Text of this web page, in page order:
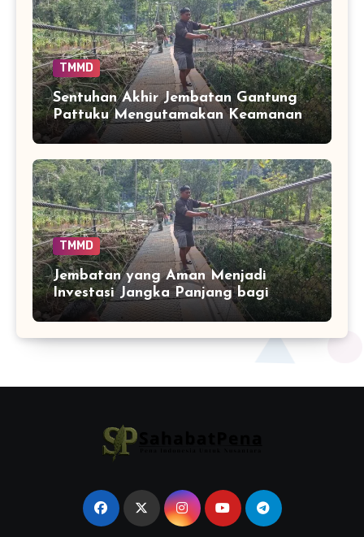
TMMD
Sentuhan Akhir Jembatan Gantung
Pattuku Mengutamakan Keamanan
Pengguna
TMMD
Jembatan yang Aman Menjadi
Investasi Jangka Panjang bagi
Mobilitas Warga Pattuku